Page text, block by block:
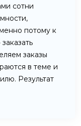
сотни
потому к
заказы
в теме и
Результат